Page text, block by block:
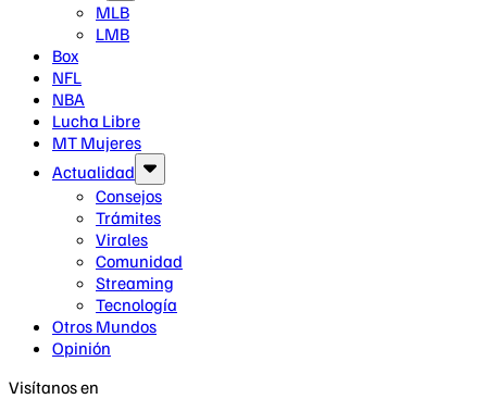
MLB
LMB
Box
NFL
NBA
Lucha Libre
MT Mujeres
Actualidad
Consejos
Trámites
Virales
Comunidad
Streaming
Tecnología
Otros Mundos
Opinión
Visítanos en